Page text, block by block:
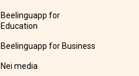
Beelinguapp for
Education
Beelinguapp for Business
Nei media